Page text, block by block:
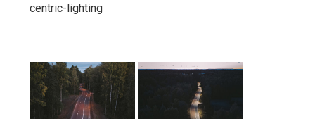
centric-lighting